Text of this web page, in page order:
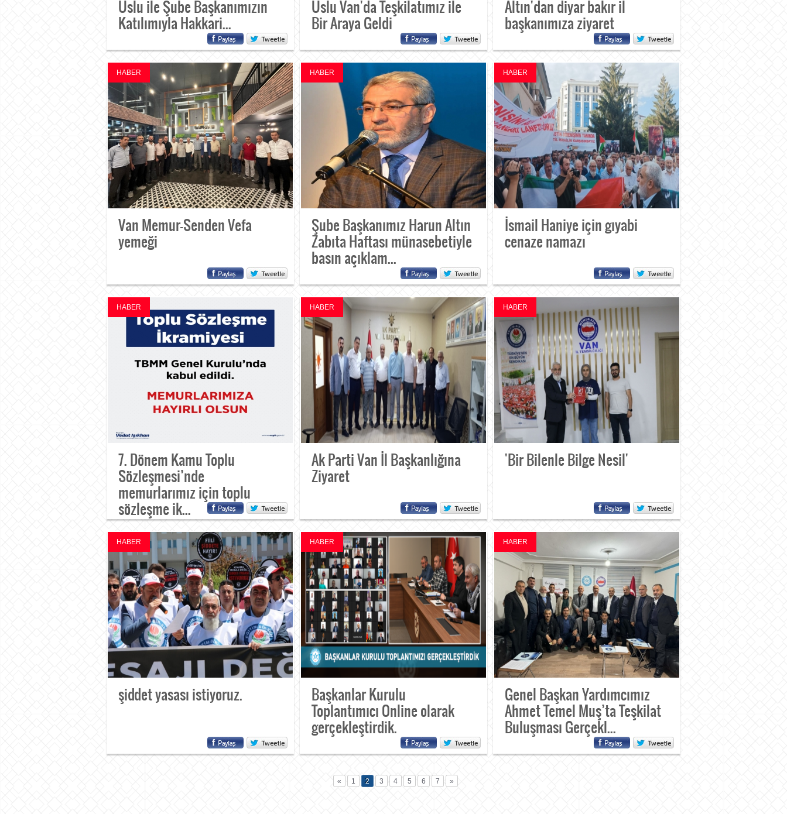
Uslu ile Şube Başkanımızın
Katılımıyla Hakkari...
Uslu Van'da Teşkilatımız ile
Bir Araya Geldi
Altın'dan diyar bakır il
başkanımıza ziyaret
HABER
Van Memur-Senden Vefa
yemeği
HABER
Şube Başkanımız Harun Altın
Zabıta Haftası münasebetiyle
basın açıklam...
HABER
İsmail Haniye için gıyabi
cenaze namazı
HABER
7. Dönem Kamu Toplu
Sözleşmesi’nde
memurlarımız için toplu
sözleşme ik...
HABER
Ak Parti Van İl Başkanlığına
Ziyaret
HABER
'Bir Bilenle Bilge Nesil'
HABER
şiddet yasası istiyoruz.
HABER
Başkanlar Kurulu
Toplantımıcı Online olarak
gerçekleştirdik.
HABER
Genel Başkan Yardımcımız
Ahmet Temel Muş’ta Teşkilat
Buluşması Gerçekl...
« 1 2 3 4 5 6 7 »